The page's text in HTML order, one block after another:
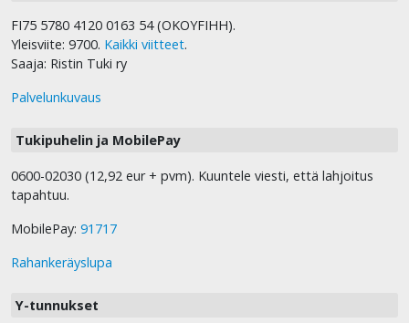
FI75 5780 4120 0163 54 (OKOYFIHH).
Yleisviite: 9700. Kaikki viitteet.
Saaja: Ristin Tuki ry
Palvelunkuvaus
Tukipuhelin ja MobilePay
0600-02030 (12,92 eur + pvm). Kuuntele viesti, että lahjoitus
tapahtuu.
MobilePay: 91717
Rahankeräyslupa
Y-tunnukset